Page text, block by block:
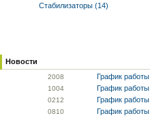
Стабилизаторы (14)
Новости
2008 График работы
1004 График работы
0212 График работы
0810 График работы